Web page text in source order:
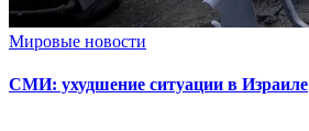
Мировые новости
СМИ: ухудшение ситуации в Израиле